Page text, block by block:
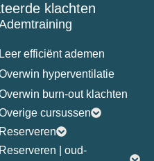
klachten
Leer efficiënt ademen
hyperventilatie
burn-out klachten
cursussen
Reserveren
Reserveren | oud-